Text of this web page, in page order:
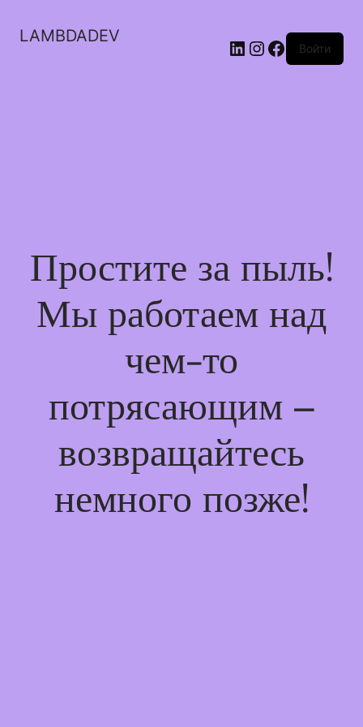
LAMBDADEV LinkedIn
Instagram
Facebook
Войти
Простите за пыль!
Мы работаем над
чем-то
потрясающим –
возвращайтесь
немного позже!